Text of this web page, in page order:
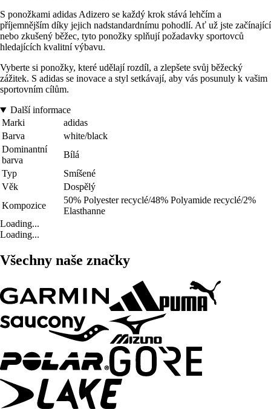
S ponožkami adidas Adizero se každý krok stává lehčím a
příjemnějším díky jejich nadstandardnímu pohodlí. Ať už jste začínající
nebo zkušený běžec, tyto ponožky splňují požadavky sportovců
hledajících kvalitní výbavu.
Vyberte si ponožky, které udělají rozdíl, a zlepšete svůj běžecký
zážitek. S adidas se inovace a styl setkávají, aby vás posunuly k vašim
sportovním cílům.
Další informace
Marki
adidas
Barva
white/black
Dominantní
barva
Bílá
Typ
Smíšené
Věk
Dospělý
Kompozice
50% Polyester recyclé/48% Polyamide recyclé/2%
Elasthanne
Loading...
Loading...
Všechny naše značky